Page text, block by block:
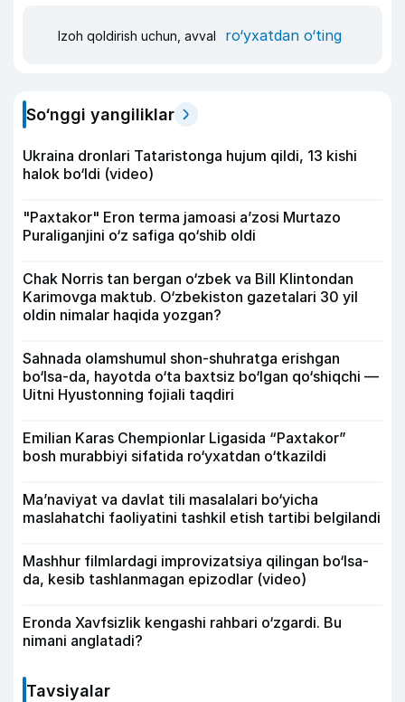
Izoh qoldirish uchun, avval ro‘yxatdan o‘ting
So‘nggi yangiliklar
Ukraina dronlari Tataristonga hujum qildi, 13 kishi
halok bo‘ldi (video)
"Paxtakor" Eron terma jamoasi a’zosi Murtazo
Puraliganjini o‘z safiga qo‘shib oldi
Chak Norris tan bergan o‘zbek va Bill Klintondan
Karimovga maktub. O‘zbekiston gazetalari 30 yil
oldin nimalar haqida yozgan?
Sahnada olamshumul shon-shuhratga erishgan
bo‘lsa-da, hayotda o‘ta baxtsiz bo‘lgan qo‘shiqchi —
Uitni Hyustonning fojiali taqdiri
Emilian Karas Chempionlar Ligasida “Paxtakor”
bosh murabbiyi sifatida ro‘yxatdan o‘tkazildi
Ma’naviyat va davlat tili masalalari bo‘yicha
maslahatchi faoliyatini tashkil etish tartibi belgilandi
Mashhur filmlardagi improvizatsiya qilingan bo‘lsa-
da, kesib tashlanmagan epizodlar (video)
Eronda Xavfsizlik kengashi rahbari o‘zgardi. Bu
nimani anglatadi?
Tavsiyalar